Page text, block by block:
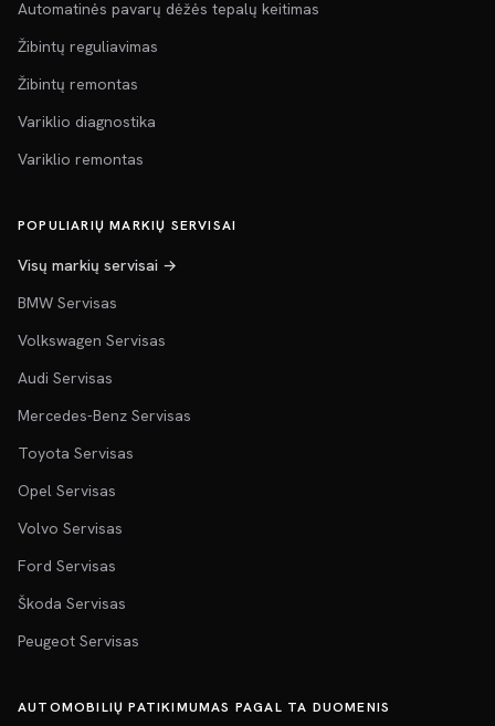
Automatinės pavarų dėžės tepalų keitimas
Žibintų reguliavimas
Žibintų remontas
Variklio diagnostika
Variklio remontas
POPULIARIŲ MARKIŲ SERVISAI
Visų markių servisai →
BMW Servisas
Volkswagen Servisas
Audi Servisas
Mercedes-Benz Servisas
Toyota Servisas
Opel Servisas
Volvo Servisas
Ford Servisas
Škoda Servisas
Peugeot Servisas
AUTOMOBILIŲ PATIKIMUMAS PAGAL TA DUOMENIS